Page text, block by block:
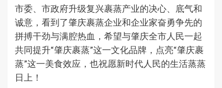
市委、市政府升级复兴裹蒸产业的决心、底气和
诚意，看到了肇庆裹蒸企业和企业家奋勇争先的
拼搏干劲与满腔热血，希望与肇庆全市人民一起
共同提升“肇庆裹蒸”这一文化品牌，点亮“肇庆裹
蒸”这一美食效应，也祝愿新时代人民的生活蒸蒸
日上！